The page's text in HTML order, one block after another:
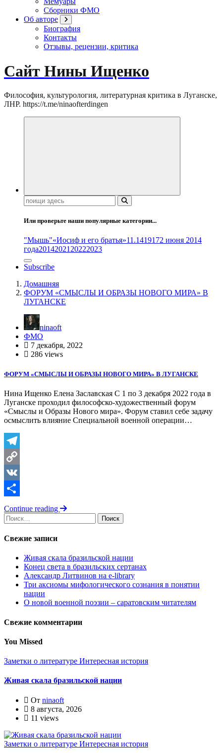
Сборники ФМО
Об авторе
Биография
Контакты
Отзывы, рецензии, критика
Сайт Нины Ищенко
Философия, культурология, литературная критика в Луганске,
ЛНР. https://t.me/ninaofterdingen
Поиск:
Или проверьте наши популярные категории...
"Мышь"«Иосиф и его братья»11.1419172 июня 2014
года2014202120222023
Subscribe
Домашняя
ФОРУМ «СМЫСЛЫ И ОБРАЗЫ НОВОГО МИРА» В
ЛУГАНСКЕ
ninaoft
ФМО
7 декабря, 2022
286 views
ФОРУМ «СМЫСЛЫ И ОБРАЗЫ НОВОГО МИРА» В ЛУГАНСКЕ
Нина Ищенко Елена Заславская С 1 по 3 декабря 2022 года в
Луганске проходил философско-художественный форум
«Смыслы и Образы Нового мира». Форум ставил себе задачу
осмыслить влияние Специальной военной операции…
Telegram
Copy
Link
VK
Отправить
Continue reading
Найти:
Свежие записи
Живая скала бразильской нации
Конец света в бразильских сертанах
Александр Литвинов на e-library
Три аксиомы мифологического сознания в понятии
нации
О новой военной поэзии – саратовским читателям
Свежие комментарии
You Missed
Заметки о литературе Интересная история
Живая скала бразильской нации
От ninaoft
8 августа, 2026
11 views
Заметки о литературе Интересная история